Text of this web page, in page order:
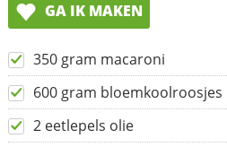
GA IK MAKEN
350 gram macaroni
600 gram bloemkoolroosjes
2 eetlepels olie